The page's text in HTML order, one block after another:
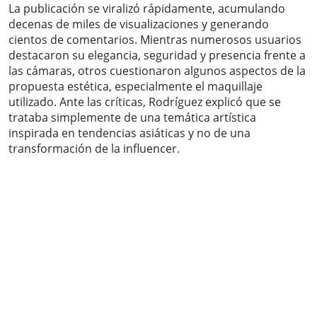
La publicación se viralizó rápidamente, acumulando
decenas de miles de visualizaciones y generando
cientos de comentarios. Mientras numerosos usuarios
destacaron su elegancia, seguridad y presencia frente a
las cámaras, otros cuestionaron algunos aspectos de la
propuesta estética, especialmente el maquillaje
utilizado. Ante las críticas, Rodríguez explicó que se
trataba simplemente de una temática artística
inspirada en tendencias asiáticas y no de una
transformación de la influencer.